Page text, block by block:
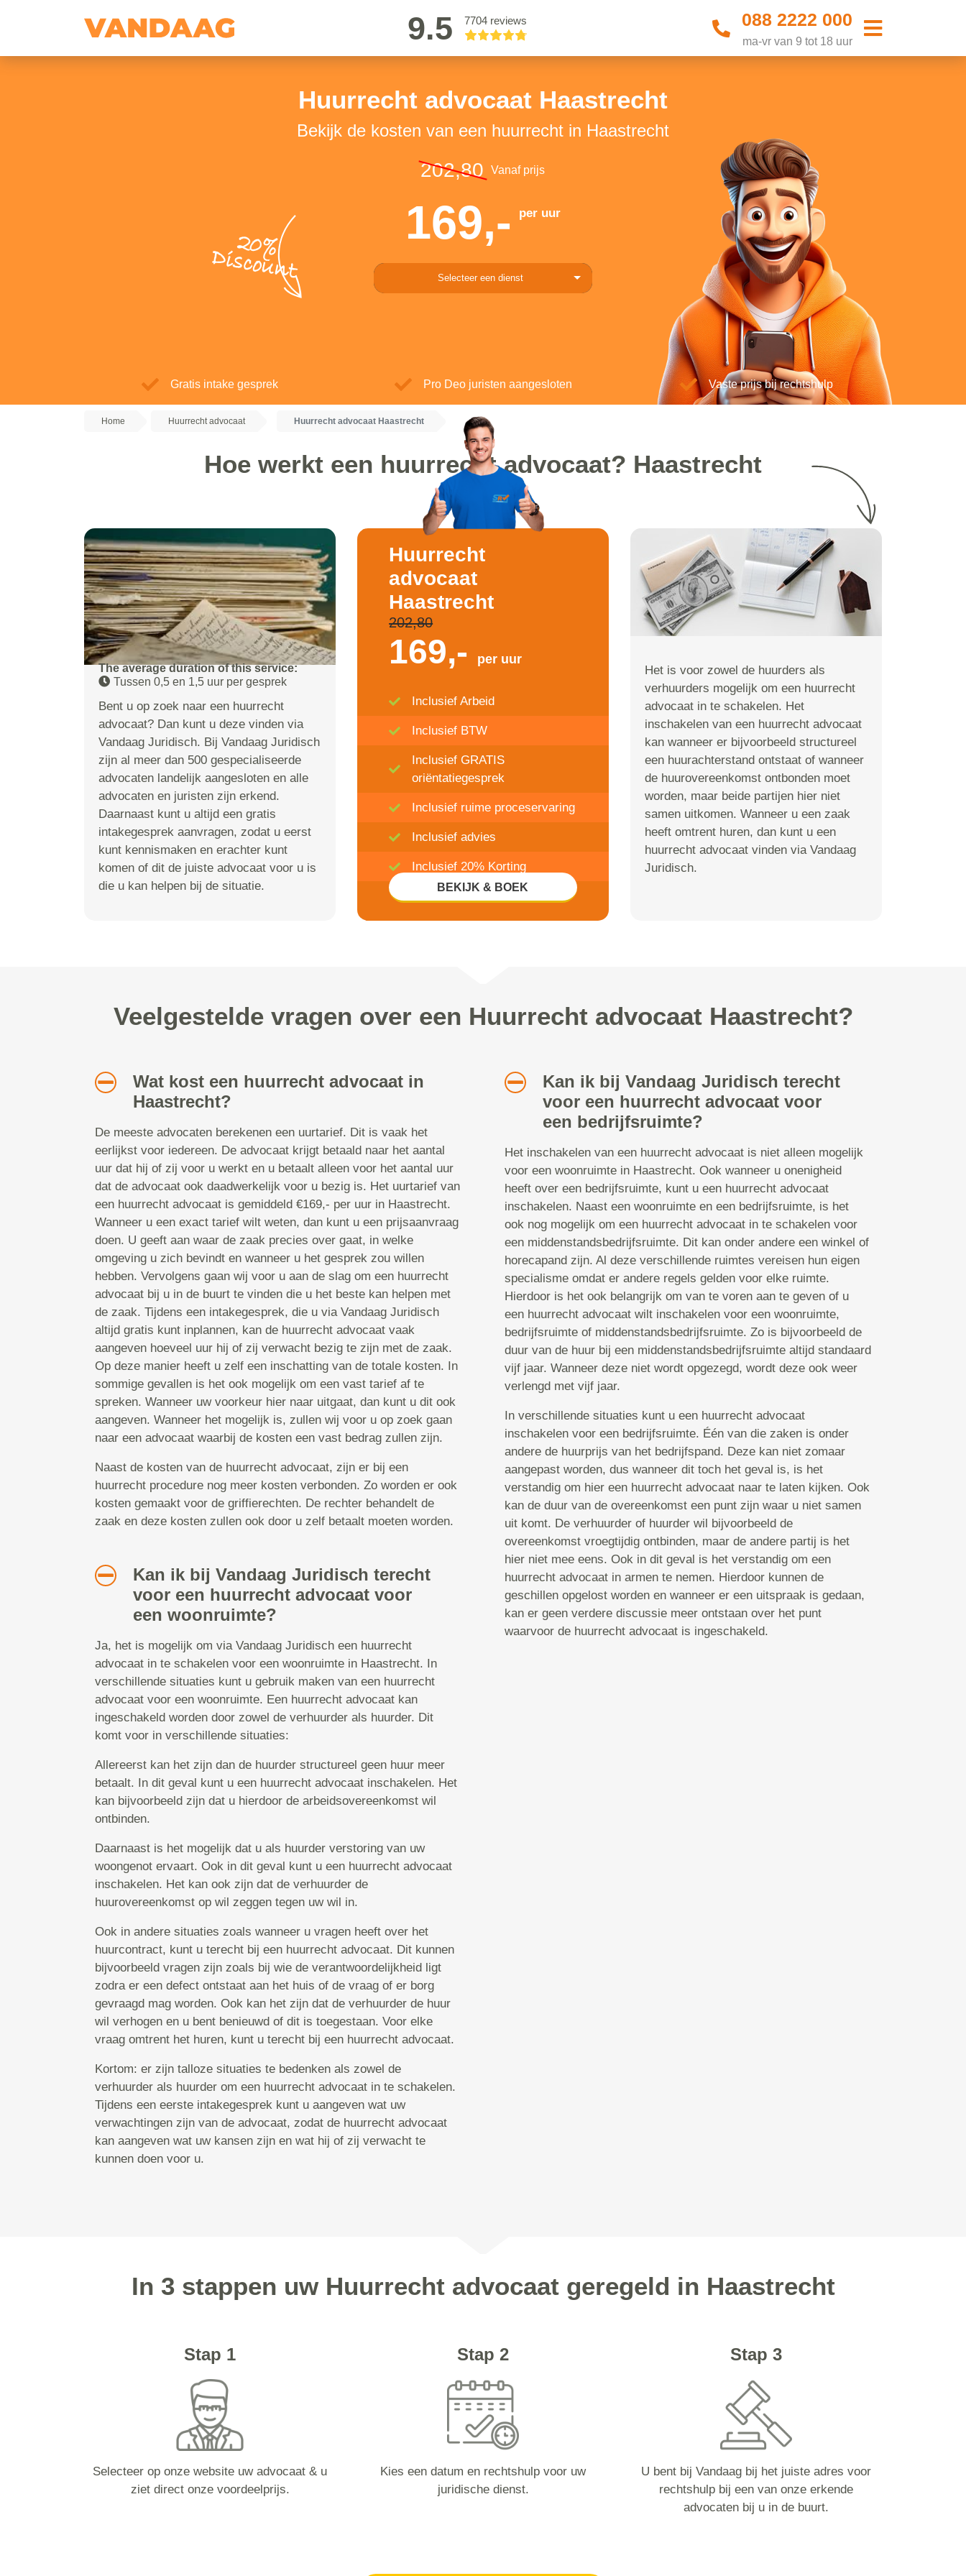
9.5 7704 reviews 088 2222 000
ma-vr van 9 tot 18 uur
Huurrecht advocaat Haastrecht
Bekijk de kosten van een huurrecht in Haastrecht
20%
Discount
202,80 Vanaf prijs
169,- per uur
Selecteer een dienst
Gratis intake gesprek Pro Deo juristen aangesloten Vaste prijs bij rechtshulp
Home Huurrecht advocaat Huurrecht advocaat Haastrecht
Hoe werkt een huurrecht advocaat? Haastrecht
The average duration of this service:
Tussen 0,5 en 1,5 uur per gesprek
Bent u op zoek naar een huurrecht
advocaat? Dan kunt u deze vinden via
Vandaag Juridisch. Bij Vandaag Juridisch
zijn al meer dan 500 gespecialiseerde
advocaten landelijk aangesloten en alle
advocaten en juristen zijn erkend.
Daarnaast kunt u altijd een gratis
intakegesprek aanvragen, zodat u eerst
kunt kennismaken en erachter kunt
komen of dit de juiste advocaat voor u is
die u kan helpen bij de situatie.
Huurrecht
advocaat
Haastrecht
202,80
169,- per uur
Inclusief Arbeid
Inclusief BTW
Inclusief GRATIS
oriëntatiegesprek
Inclusief ruime proceservaring
Inclusief advies
Inclusief 20% Korting
BEKIJK & BOEK
Het is voor zowel de huurders als
verhuurders mogelijk om een huurrecht
advocaat in te schakelen. Het
inschakelen van een huurrecht advocaat
kan wanneer er bijvoorbeeld structureel
een huurachterstand ontstaat of wanneer
de huurovereenkomst ontbonden moet
worden, maar beide partijen hier niet
samen uitkomen. Wanneer u een zaak
heeft omtrent huren, dan kunt u een
huurrecht advocaat vinden via Vandaag
Juridisch.
Veelgestelde vragen over een Huurrecht advocaat Haastrecht?
Wat kost een huurrecht advocaat in
Haastrecht?
De meeste advocaten berekenen een uurtarief. Dit is vaak het
eerlijkst voor iedereen. De advocaat krijgt betaald naar het aantal
uur dat hij of zij voor u werkt en u betaalt alleen voor het aantal uur
dat de advocaat ook daadwerkelijk voor u bezig is. Het uurtarief van
een huurrecht advocaat is gemiddeld €169,- per uur in Haastrecht.
Wanneer u een exact tarief wilt weten, dan kunt u een prijsaanvraag
doen. U geeft aan waar de zaak precies over gaat, in welke
omgeving u zich bevindt en wanneer u het gesprek zou willen
hebben. Vervolgens gaan wij voor u aan de slag om een huurrecht
advocaat bij u in de buurt te vinden die u het beste kan helpen met
de zaak. Tijdens een intakegesprek, die u via Vandaag Juridisch
altijd gratis kunt inplannen, kan de huurrecht advocaat vaak
aangeven hoeveel uur hij of zij verwacht bezig te zijn met de zaak.
Op deze manier heeft u zelf een inschatting van de totale kosten. In
sommige gevallen is het ook mogelijk om een vast tarief af te
spreken. Wanneer uw voorkeur hier naar uitgaat, dan kunt u dit ook
aangeven. Wanneer het mogelijk is, zullen wij voor u op zoek gaan
naar een advocaat waarbij de kosten een vast bedrag zullen zijn.
Naast de kosten van de huurrecht advocaat, zijn er bij een
huurrecht procedure nog meer kosten verbonden. Zo worden er ook
kosten gemaakt voor de griffierechten. De rechter behandelt de
zaak en deze kosten zullen ook door u zelf betaalt moeten worden.
Kan ik bij Vandaag Juridisch terecht
voor een huurrecht advocaat voor
een woonruimte?
Ja, het is mogelijk om via Vandaag Juridisch een huurrecht
advocaat in te schakelen voor een woonruimte in Haastrecht. In
verschillende situaties kunt u gebruik maken van een huurrecht
advocaat voor een woonruimte. Een huurrecht advocaat kan
ingeschakeld worden door zowel de verhuurder als huurder. Dit
komt voor in verschillende situaties:
Allereerst kan het zijn dan de huurder structureel geen huur meer
betaalt. In dit geval kunt u een huurrecht advocaat inschakelen. Het
kan bijvoorbeeld zijn dat u hierdoor de arbeidsovereenkomst wil
ontbinden.
Daarnaast is het mogelijk dat u als huurder verstoring van uw
woongenot ervaart. Ook in dit geval kunt u een huurrecht advocaat
inschakelen. Het kan ook zijn dat de verhuurder de
huurovereenkomst op wil zeggen tegen uw wil in.
Ook in andere situaties zoals wanneer u vragen heeft over het
huurcontract, kunt u terecht bij een huurrecht advocaat. Dit kunnen
bijvoorbeeld vragen zijn zoals bij wie de verantwoordelijkheid ligt
zodra er een defect ontstaat aan het huis of de vraag of er borg
gevraagd mag worden. Ook kan het zijn dat de verhuurder de huur
wil verhogen en u bent benieuwd of dit is toegestaan. Voor elke
vraag omtrent het huren, kunt u terecht bij een huurrecht advocaat.
Kortom: er zijn talloze situaties te bedenken als zowel de
verhuurder als huurder om een huurrecht advocaat in te schakelen.
Tijdens een eerste intakegesprek kunt u aangeven wat uw
verwachtingen zijn van de advocaat, zodat de huurrecht advocaat
kan aangeven wat uw kansen zijn en wat hij of zij verwacht te
kunnen doen voor u.
Kan ik bij Vandaag Juridisch terecht
voor een huurrecht advocaat voor
een bedrijfsruimte?
Het inschakelen van een huurrecht advocaat is niet alleen mogelijk
voor een woonruimte in Haastrecht. Ook wanneer u onenigheid
heeft over een bedrijfsruimte, kunt u een huurrecht advocaat
inschakelen. Naast een woonruimte en een bedrijfsruimte, is het
ook nog mogelijk om een huurrecht advocaat in te schakelen voor
een middenstandsbedrijfsruimte. Dit kan onder andere een winkel of
horecapand zijn. Al deze verschillende ruimtes vereisen hun eigen
specialisme omdat er andere regels gelden voor elke ruimte.
Hierdoor is het ook belangrijk om van te voren aan te geven of u
een huurrecht advocaat wilt inschakelen voor een woonruimte,
bedrijfsruimte of middenstandsbedrijfsruimte. Zo is bijvoorbeeld de
duur van de huur bij een middenstandsbedrijfsruimte altijd standaard
vijf jaar. Wanneer deze niet wordt opgezegd, wordt deze ook weer
verlengd met vijf jaar.
In verschillende situaties kunt u een huurrecht advocaat
inschakelen voor een bedrijfsruimte. Één van die zaken is onder
andere de huurprijs van het bedrijfspand. Deze kan niet zomaar
aangepast worden, dus wanneer dit toch het geval is, is het
verstandig om hier een huurrecht advocaat naar te laten kijken. Ook
kan de duur van de overeenkomst een punt zijn waar u niet samen
uit komt. De verhuurder of huurder wil bijvoorbeeld de
overeenkomst vroegtijdig ontbinden, maar de andere partij is het
hier niet mee eens. Ook in dit geval is het verstandig om een
huurrecht advocaat in armen te nemen. Hierdoor kunnen de
geschillen opgelost worden en wanneer er een uitspraak is gedaan,
kan er geen verdere discussie meer ontstaan over het punt
waarvoor de huurrecht advocaat is ingeschakeld.
In 3 stappen uw Huurrecht advocaat geregeld in Haastrecht
Stap 1
Selecteer op onze website uw advocaat & u
ziet direct onze voordeelprijs.
Stap 2
Kies een datum en rechtshulp voor uw
juridische dienst.
Stap 3
U bent bij Vandaag bij het juiste adres voor
rechtshulp bij een van onze erkende
advocaten bij u in de buurt.